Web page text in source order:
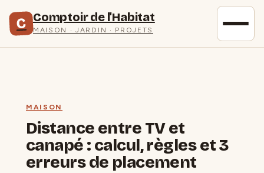
C Comptoir de l'Habitat
MAISON · JARDIN · PROJETS
MAISON
Distance entre TV et
canapé : calcul, règles et 3
erreurs de placement